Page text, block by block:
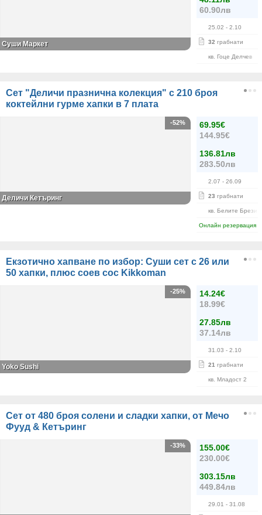
60.90лв
25.02 - 2.10
32 грабнати
кв. Гоце Делчев
Суши Маркет
Сет "Деличи празнична колекция" с 210 броя
коктейлни гурме хапки в 7 плата
69.95€
144.95€
136.81лв
283.50лв
2.07 - 26.09
23 грабнати
кв. Белите Брези
Онлайн резервация
-52%
Деличи Кетъринг
Екзотично хапване по избор: Суши сет с 26 или
50 хапки, плюс соев сос Kikkoman
14.24€
18.99€
27.85лв
37.14лв
31.03 - 2.10
21 грабнати
кв. Младост 2
-25%
Yoko Sushi
Сет от 480 броя солени и сладки хапки, от Мечо
Фууд & Кетъринг
155.00€
230.00€
303.15лв
449.84лв
29.01 - 31.08
-33%